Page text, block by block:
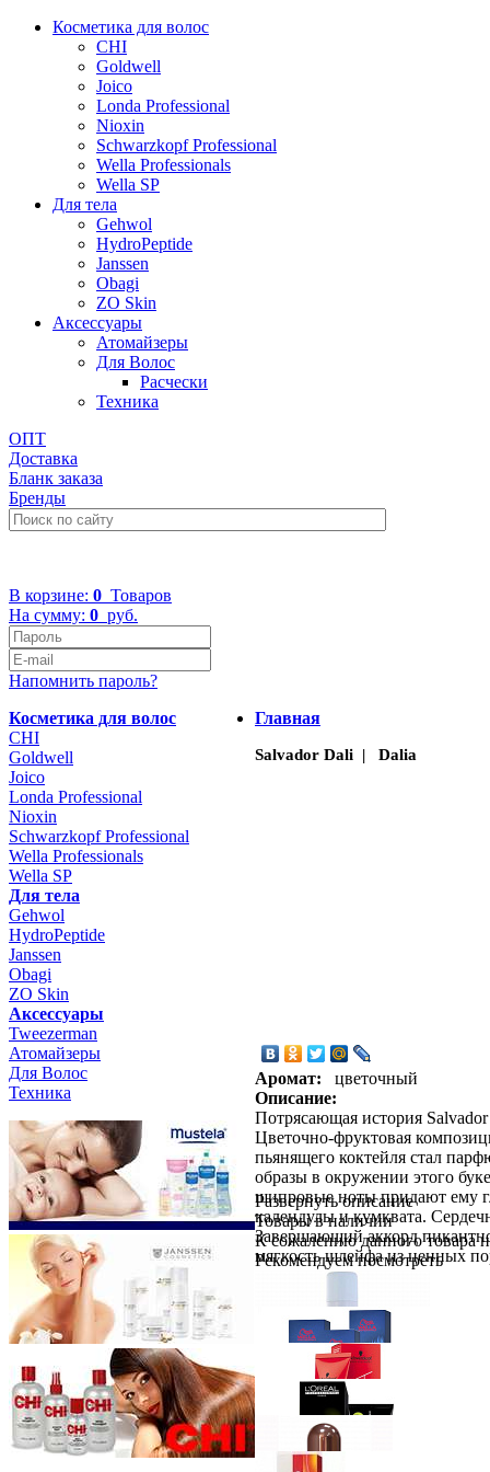
Косметика для волос
CHI
Goldwell
Joico
Londa Professional
Nioxin
Schwarzkopf Professional
Wella Professionals
Wella SP
Для тела
Gehwol
HydroPeptide
Janssen
Obagi
ZO Skin
Aксессуары
Атомайзеры
Для Волос
Расчески
Техника
ОПТ
Доставка
Бланк заказа
Бренды
В корзине: 0 Товаров
На сумму: 0 руб.
Напомнить пароль?
Косметика для волос
CHI
Goldwell
Joico
Londa Professional
Nioxin
Schwarzkopf Professional
Wella Professionals
Wella SP
Для тела
Gehwol
HydroPeptide
Janssen
Obagi
ZO Skin
Aксессуары
Tweezerman
Атомайзеры
Для Волос
Техника
Главная
Salvador Dali | Dalia
Аромат:
цветочный
Описание:
Потрясающая история
Цветочно-фруктовая
пьянящего коктейля стал
образы в окружении этого
шипровые ноты придают ему
календулы и кумквата.
Завершающий аккорд
мягкость шлейфа из ценных
Развернуть описание
Товары в наличии
К сожалению данного товара
Рекомендуем посмотреть
Schwarzkopf Professional